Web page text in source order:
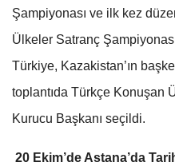
Şampiyonası ve ilk kez
Ülkeler Satranç
Türkiye, Kazakistan’ın
toplantıda Türkçe Konuşan
Kurucu Başkanı seçildi.
20 Ekim’de Astana’da